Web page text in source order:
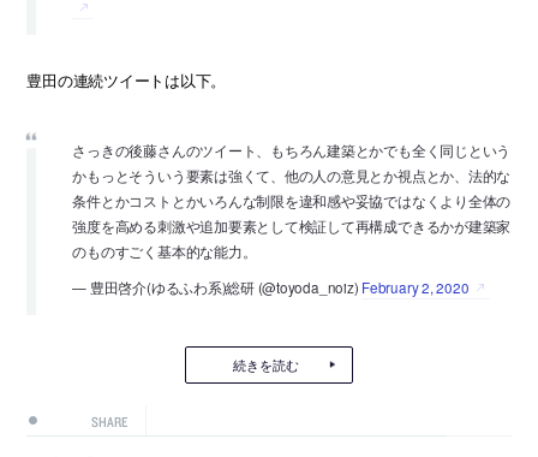
豊田の連続ツイートは以下。
さっきの後藤さんのツイート、もちろん建築とかでも全く同じという
かもっとそういう要素は強くて、他の人の意見とか視点とか、法的な
条件とかコストとかいろんな制限を違和感や妥協ではなくより全体の
強度を高める刺激や追加要素として検証して再構成できるかが建築家
のものすごく基本的な能力。
— 豊田啓介(ゆるふわ系)総研 (@toyoda_noiz) February 2, 2020
続きを読む
SHARE